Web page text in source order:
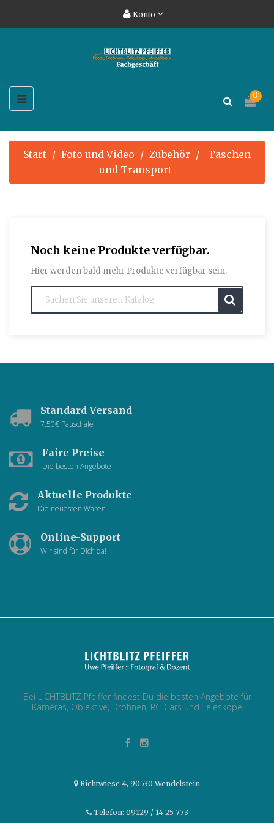
Konto
Umschalten
der
☰ 0
Start Foto und Video Zubehör
Taschen
und Transport
Noch keine Produkte verfügbar.
Hier werden bald mehr Produkte verfügbar sein.
Standard Versand
7,50€ Pauschale
Faire Preise
Die besten Angebote
Aktuelle Produkte
Die neuesten Waren
Online-Support
Wir sind für Dich da!
Bei LICHTBLITZ Pfeiffer findest Du die besten Angebote für
Kameras, Objektive, Drohnen, RC-Cars und Teleskope
Richtwiese 4, 90530 Wendelstein
Telefon: 09129 / 14 25 773